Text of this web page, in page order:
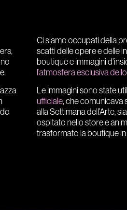
Ci siamo occupati della
scatti delle opere e delle
boutique e immagini
l’atmosfera esclusiva
Le immagini sono state
ufficiale, che comunicava
alla Settimana dell’Arte,
ospitato nello store e
trasformato la boutique